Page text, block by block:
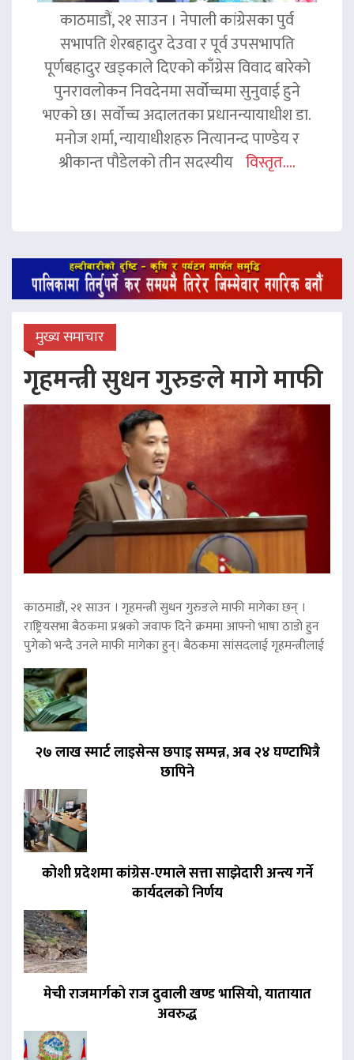
काठमाडौं, २१ साउन । नेपाली कांग्रेसका पुर्व
सभापति शेरबहादुर देउवा र पूर्व उपसभापति
पूर्णबहादुर खड्काले दिएको काँग्रेस विवाद बारेको
पुनरावलोकन निवदेनमा सर्वोच्चमा सुनुवाई हुने
भएको छ। सर्वोच्च अदालतका प्रधानन्यायाधीश डा.
मनोज शर्मा, न्यायाधीशहरु नित्यानन्द पाण्डेय र
श्रीकान्त पौडेलको तीन सदस्यीय विस्तृत....
मुख्य समाचार
गृहमन्त्री सुधन गुरुङले मागे माफी
काठमाडौं, २१ साउन । गृहमन्त्री सुधन गुरुङले माफी मागेका छन् ।
राष्ट्रियसभा बैठकमा प्रश्नको जवाफ दिने क्रममा आफ्नो भाषा ठाडो हुन
पुगेको भन्दै उनले माफी मागेका हुन्। बैठकमा सांसदलाई गृहमन्त्रीलाई
२७ लाख स्मार्ट लाइसेन्स छपाइ सम्पन्न, अब २४ घण्टाभित्रै
छापिने
कोशी प्रदेशमा कांग्रेस-एमाले सत्ता साझेदारी अन्त्य गर्ने
कार्यदलको निर्णय
मेची राजमार्गको राज दुवाली खण्ड भासियो, यातायात
अवरुद्ध